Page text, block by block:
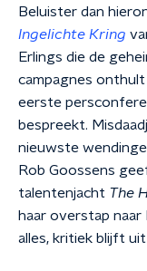
Beluister dan
Ingelichte Kring
Erlings die de
campagnes onthult
eerste
bespreekt.
nieuwste
Rob Goossens
talentenjacht The
haar overstap naar
alles, kritiek blijft